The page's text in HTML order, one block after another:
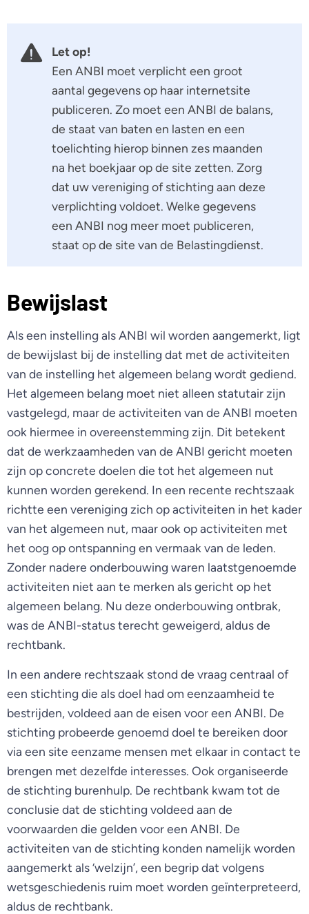
Let op!
Een ANBI moet verplicht een groot
aantal gegevens op haar internetsite
publiceren. Zo moet een ANBI de balans,
de staat van baten en lasten en een
toelichting hierop binnen zes maanden
na het boekjaar op de site zetten. Zorg
dat uw vereniging of stichting aan deze
verplichting voldoet. Welke gegevens
een ANBI nog meer moet publiceren,
staat op de site van de Belastingdienst.
Bewijslast
Als een instelling als ANBI wil worden aangemerkt, ligt
de bewijslast bij de instelling dat met de activiteiten
van de instelling het algemeen belang wordt gediend.
Het algemeen belang moet niet alleen statutair zijn
vastgelegd, maar de activiteiten van de ANBI moeten
ook hiermee in overeenstemming zijn. Dit betekent
dat de werkzaamheden van de ANBI gericht moeten
zijn op concrete doelen die tot het algemeen nut
kunnen worden gerekend. In een recente rechtszaak
richtte een vereniging zich op activiteiten in het kader
van het algemeen nut, maar ook op activiteiten met
het oog op ontspanning en vermaak van de leden.
Zonder nadere onderbouwing waren laatstgenoemde
activiteiten niet aan te merken als gericht op het
algemeen belang. Nu deze onderbouwing ontbrak,
was de ANBI-status terecht geweigerd, aldus de
rechtbank.
In een andere rechtszaak stond de vraag centraal of
een stichting die als doel had om eenzaamheid te
bestrijden, voldeed aan de eisen voor een ANBI. De
stichting probeerde genoemd doel te bereiken door
via een site eenzame mensen met elkaar in contact te
brengen met dezelfde interesses. Ook organiseerde
de stichting burenhulp. De rechtbank kwam tot de
conclusie dat de stichting voldeed aan de
voorwaarden die gelden voor een ANBI. De
activiteiten van de stichting konden namelijk worden
aangemerkt als ‘welzijn’, een begrip dat volgens
wetsgeschiedenis ruim moet worden geïnterpreteerd,
aldus de rechtbank.